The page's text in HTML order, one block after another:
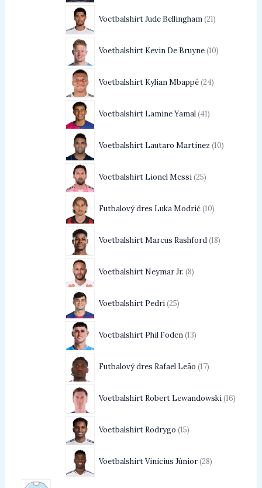
Voetbalshirt Jude Bellingham 21
Voetbalshirt Kevin De Bruyne 10
Voetbalshirt Kylian Mbappé 24
Voetbalshirt Lamine Yamal 41
Voetbalshirt Lautaro Martínez 10
Voetbalshirt Lionel Messi 25
Futbalový dres Luka Modrić 10
Voetbalshirt Marcus Rashford 18
Voetbalshirt Neymar Jr. 8
Voetbalshirt Pedri 25
Voetbalshirt Phil Foden 13
Futbalový dres Rafael Leão 17
Voetbalshirt Robert Lewandowski 16
Voetbalshirt Rodrygo 15
Voetbalshirt Vinícius Júnior 28